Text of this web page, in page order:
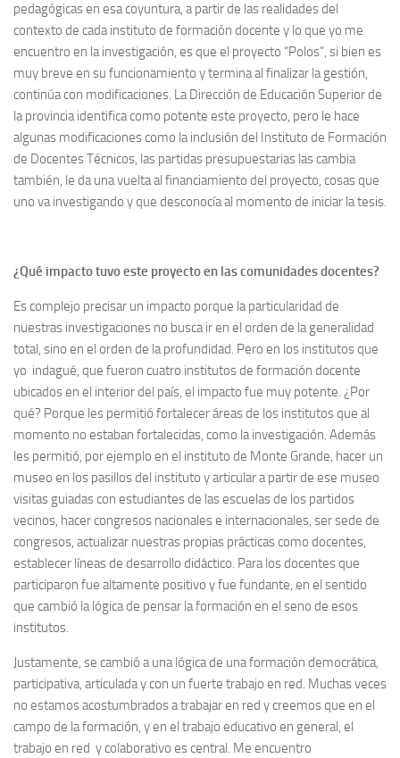
pedagógicas en esa coyuntura, a partir de las realidades del
contexto de cada instituto de formación docente y lo que yo me
encuentro en la investigación, es que el proyecto “Polos”, si bien es
muy breve en su funcionamiento y termina al finalizar la gestión,
continúa con modificaciones. La Dirección de Educación Superior de
la provincia identifica como potente este proyecto, pero le hace
algunas modificaciones como la inclusión del Instituto de Formación
de Docentes Técnicos, las partidas presupuestarias las cambia
también, le da una vuelta al financiamiento del proyecto, cosas que
uno va investigando y que desconocía al momento de iniciar la tesis.
¿Qué impacto tuvo este proyecto en las comunidades docentes?
Es complejo precisar un impacto porque la particularidad de
nuestras investigaciones no busca ir en el orden de la generalidad
total, sino en el orden de la profundidad. Pero en los institutos que
yo indagué, que fueron cuatro institutos de formación docente
ubicados en el interior del país, el impacto fue muy potente. ¿Por
qué? Porque les permitió fortalecer áreas de los institutos que al
momento no estaban fortalecidas, como la investigación. Además
les permitió, por ejemplo en el instituto de Monte Grande, hacer un
museo en los pasillos del instituto y articular a partir de ese museo
visitas guiadas con estudiantes de las escuelas de los partidos
vecinos, hacer congresos nacionales e internacionales, ser sede de
congresos, actualizar nuestras propias prácticas como docentes,
establecer líneas de desarrollo didáctico. Para los docentes que
participaron fue altamente positivo y fue fundante, en el sentido
que cambió la lógica de pensar la formación en el seno de esos
institutos.
Justamente, se cambió a una lógica de una formación democrática,
participativa, articulada y con un fuerte trabajo en red. Muchas veces
no estamos acostumbrados a trabajar en red y creemos que en el
campo de la formación, y en el trabajo educativo en general, el
trabajo en red y colaborativo es central. Me encuentro